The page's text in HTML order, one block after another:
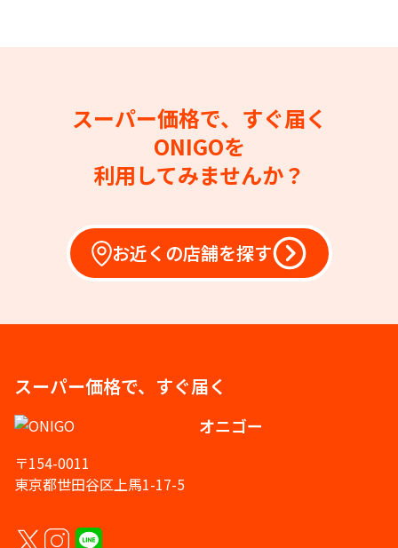
スーパー価格で、すぐ届く
ONIGOを
利用してみませんか？
お近くの店舗を探す
スーパー価格で、すぐ届く
オニゴー
〒154-0011
東京都世田谷区上馬1-17-5